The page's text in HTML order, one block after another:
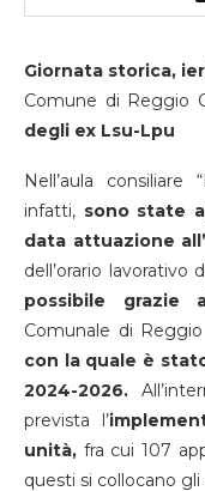
Giornata storica,
Comune di Reggio
degli ex Lsu-Lpu
Nell’aula consiliare
infatti, sono state
data attuazione
dell’orario lavorativo
possibile grazie
Comunale di
con la quale è
2024-2026.
prevista l’
unità, fra cui 107
questi si collocano